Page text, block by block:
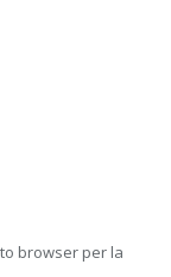
browser per la